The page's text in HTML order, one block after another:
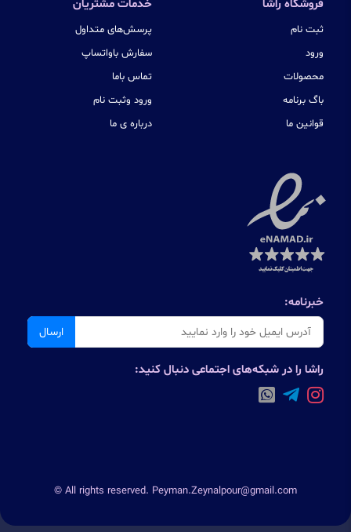
فروشگاه راشا
ثبت نام
ورود
محصولات
باگ برنامه
قوانین ما
خدمات مشتریان
پرسش‌های متداول
سفارش باواتساپ
تماس باما
ورود وثبت نام
درباره ی ما
خبرنامه:
ارسال
راشا را در شبکه‌های اجتماعی دنبال کنید:
© All rights reserved. Peyman.Zeynalpour@gmail.com